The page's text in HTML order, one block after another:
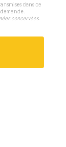
dans ce
concervées.